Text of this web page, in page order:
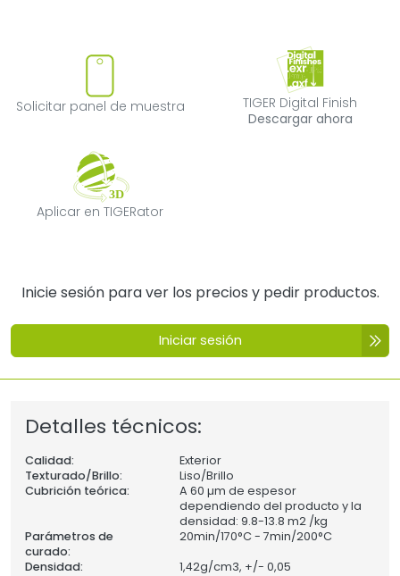
Solicitar panel de muestra
Solicitar panel de muestra
TIGER Digital
TIGER Digital Finish
Descargar ahora
Aplicar en TIGERator
Aplicar en TIGERator
Inicie sesión para ver los precios y pedir productos.
Iniciar sesión
Detalles técnicos:
Calidad:
Exterior
Texturado/Brillo:
Liso/Brillo
Cubrición teórica:
A 60 µm de espesor
dependiendo del producto y la
densidad: 9.8-13.8 m2 /kg
Parámetros de
curado:
20min/170°C - 7min/200°C
Densidad:
1,42g/cm3, +/- 0,05